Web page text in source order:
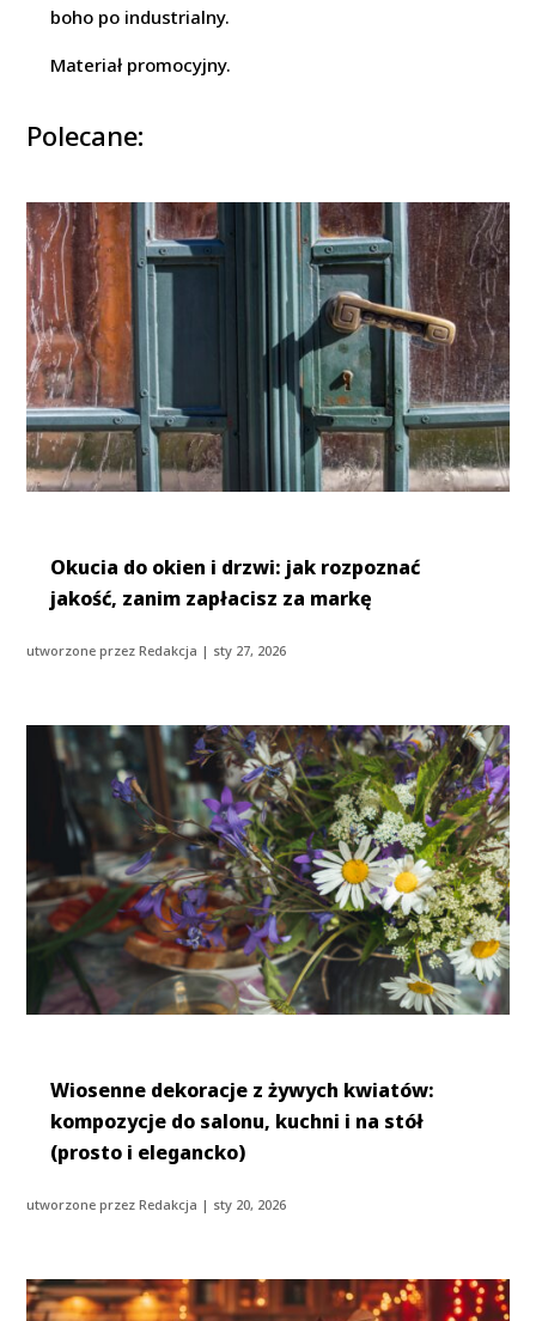
boho po industrialny.
Materiał promocyjny.
Polecane:
Okucia do okien i drzwi: jak rozpoznać
jakość, zanim zapłacisz za markę
utworzone przezRedakcja | sty 27, 2026
Wiosenne dekoracje z żywych kwiatów:
kompozycje do salonu, kuchni i na stół
(prosto i elegancko)
utworzone przezRedakcja | sty 20, 2026